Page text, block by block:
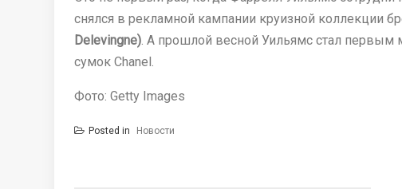
снялся в рекламной кампании круизной коллекции
Delevingne). А прошлой весной Уильямс стал
сумок Chanel.
Фото: Getty Images
Posted in Новости